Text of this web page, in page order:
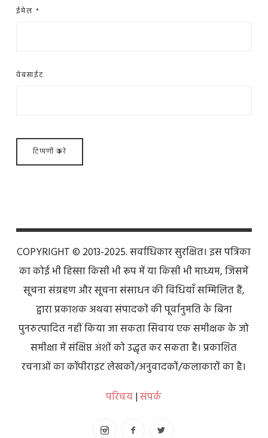
ईमेल *
वेबसाईट
COPYRIGHT © 2013-2025. सर्वाधिकार सुरक्षित। इस पत्रिका
का कोई भी हिस्सा किसी भी रूप में या किसी भी माध्यम, जिसमें
सूचना संग्रहण और सूचना संसाधन की विधियाँ सम्मिलित हैं,
द्वारा प्रकाशक अथवा संपादकों की पूर्वानुमति के बिना
पुनरुत्पादित नहीं किया जा सकता सिवाय एक समीक्षक के जो
समीक्षा में संक्षिप्त अंशों को उद्धृत कर सकता है। प्रकाशित
रचनाओं का कॉपीराइट लेखकों/अनुवादकों/कलाकारों का है।
परिचय|संपर्क